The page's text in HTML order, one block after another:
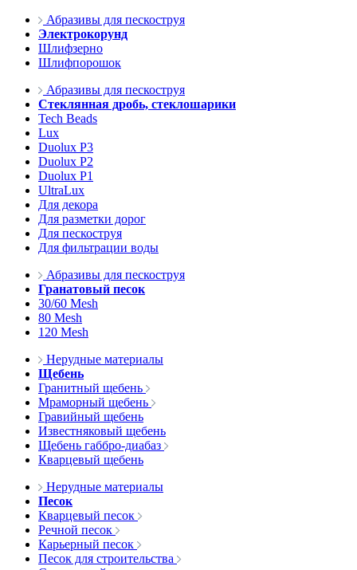
Абразивы для пескоструя
Электрокорунд
Шлифзерно
Шлифпорошок
Абразивы для пескоструя
Стеклянная дробь, стеклошарики
Tech Beads
Lux
Duolux P3
Duolux P2
Duolux P1
UltraLux
Для декора
Для разметки дорог
Для пескоструя
Для фильтрации воды
Абразивы для пескоструя
Гранатовый песок
30/60 Mesh
80 Mesh
120 Mesh
Нерудные материалы
Щебень
Гранитный щебень
Мраморный щебень
Гравийный щебень
Известняковый щебень
Щебень габбро-диабаз
Кварцевый щебень
Нерудные материалы
Песок
Кварцевый песок
Речной песок
Карьерный песок
Песок для строительства